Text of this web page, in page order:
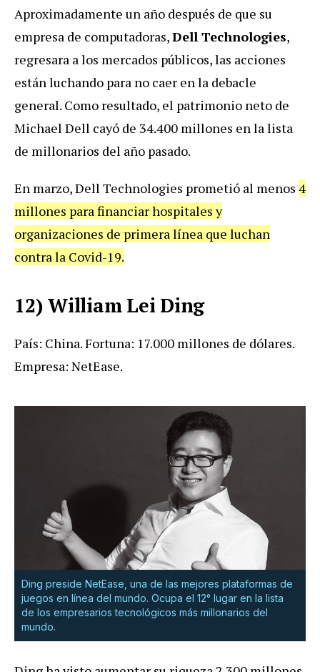
Aproximadamente un año después de que su
empresa de computadoras,Dell Technologies,
regresara a los mercados públicos, las acciones
están luchando para no caer en la debacle
general. Como resultado, el patrimonio neto de
Michael Dell cayó de 34.400 millones en la lista
de millonarios del año pasado.
En marzo, Dell Technologies prometió al menos 4
millones para financiar hospitales y
organizaciones de primera línea que luchan
contra la Covid-19.
12) William Lei Ding
País: China. Fortuna: 17.000 millones de dólares.
Empresa: NetEase.
Ding preside NetEase, una de las mejores plataformas de
juegos en línea del mundo. Ocupa el 12° lugar en la lista
de los empresarios tecnológicos más millonarios del
mundo.